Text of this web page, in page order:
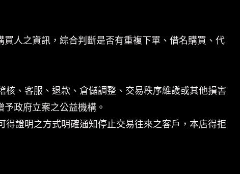
人之資訊，綜合判斷是否有重複下單、借名購買、代
、客服、退款、倉儲調整、交易秩序維護或其他損害
政府立案之公益機構。
證明之方式明確通知停止交易往來之客戶，本店得拒